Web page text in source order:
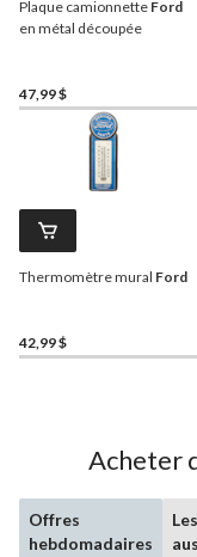
Plaque camionnette Ford
en métal découpée
47,99 $
Thermomètre mural Ford
42,99 $
Acheter
Offres
hebdomadaires